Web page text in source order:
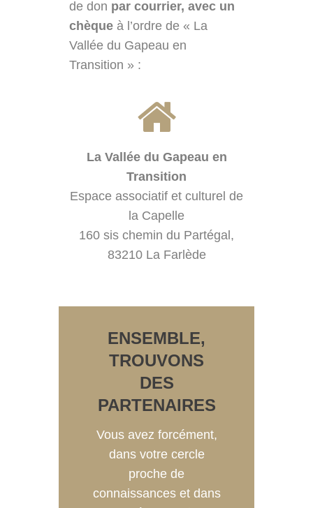
de don par courrier, avec un
chèque à l’ordre de « La
Vallée du Gapeau en
Transition » :
La Vallée du Gapeau en
Transition
Espace associatif et culturel de
la Capelle
160 sis chemin du Partégal,
83210 La Farlède
ENSEMBLE,
TROUVONS
DES
PARTENAIRES
Vous avez forcément,
dans votre cercle
proche de
connaissances et dans